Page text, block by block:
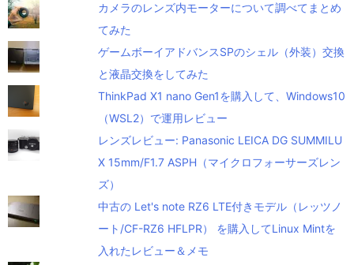
カメラのレンズ内モーターについて調べてまとめ
てみた
ゲームボーイアドバンスSPのシェル（外装）交換
と液晶交換をしてみた
ThinkPad X1 nano Gen1を購入して、Windows10
（WSL2）で運用レビュー
レンズレビュー: Panasonic LEICA DG SUMMILU
X 15mm/F1.7 ASPH（マイクロフォーサーズレン
ズ）
中古の Let's note RZ6 LTE付きモデル（レッツノ
ート/CF-RZ6 HFLPR） を購入してLinux Mintを
入れたレビュー＆メモ